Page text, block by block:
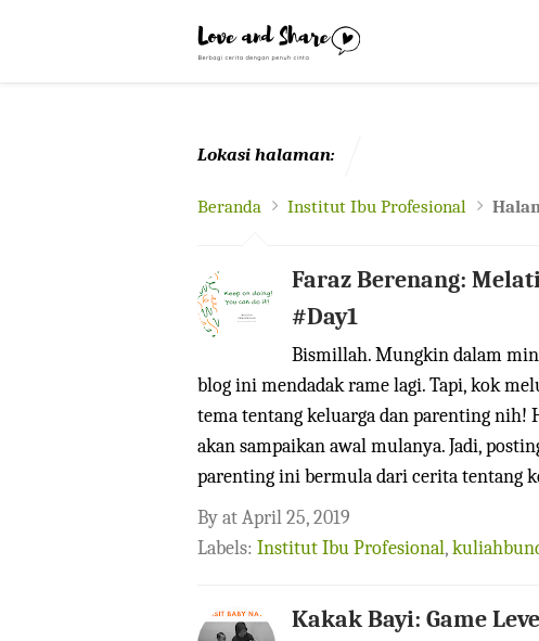
Lokasi halaman:
Beranda Institut Ibu Profesional
Faraz Berenang:
#Day1
Bismillah. Mungkin dalam
blog ini mendadak rame lagi. Tapi, kok
tema tentang keluarga dan parenting nih!
akan sampaikan awal mulanya. Jadi,
parenting ini bermula dari cerita tentang
ByatApril 25, 2019
Labels: Institut Ibu Profesional,
Kakak Bayi: Game